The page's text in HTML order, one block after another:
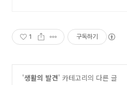
1 구독하기
'생활의 발견' 카테고리의 다른 글